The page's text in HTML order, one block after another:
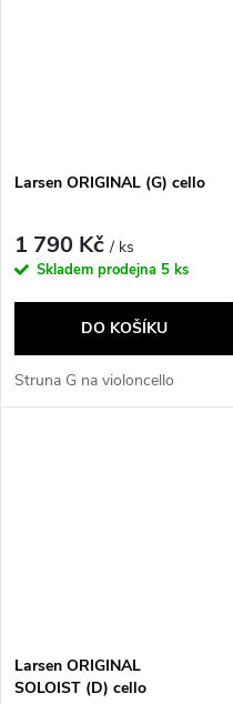
Larsen ORIGINAL (G) cello
1 790 Kč/ ks
Skladem prodejna 5 ks
DO KOŠÍKU
Struna G na violoncello
Larsen ORIGINAL
SOLOIST (D) cello